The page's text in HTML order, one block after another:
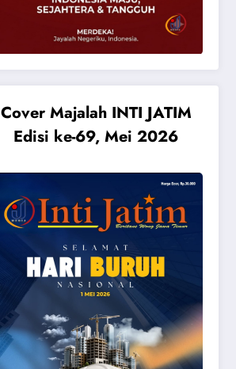
Cover Majalah INTI JATIM
Edisi ke-69, Mei 2026